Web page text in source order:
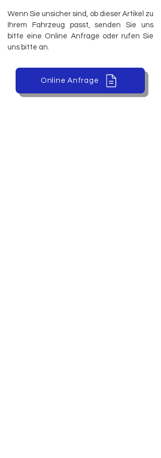
Wenn Sie unsicher sind, ob dieser Artikel zu
Ihrem Fahrzeug passt, senden Sie uns
bitte eine Online Anfrage oder rufen Sie
uns bitte an.
Online Anfrage